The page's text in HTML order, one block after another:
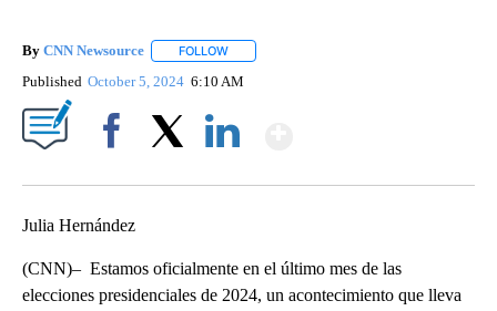
By CNN Newsource FOLLOW
Published October 5, 2024 6:10 AM
Julia Hernández
(CNN)– Estamos oficialmente en el último mes de las
elecciones presidenciales de 2024, un acontecimiento que lleva